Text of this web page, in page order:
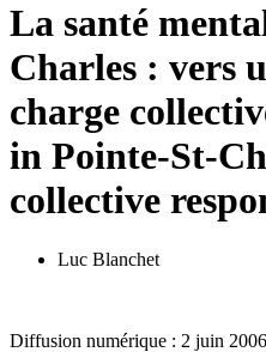
La santé
Charles : vers
charge
in Pointe-St-
collective
Luc Blanchet
Diffusion numérique : 2 juin 2006